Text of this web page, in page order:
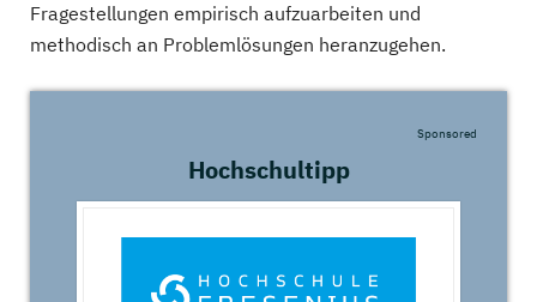
Fragestellungen empirisch aufzuarbeiten und
methodisch an Problemlösungen heranzugehen.
Hochschultipp
Sponsored